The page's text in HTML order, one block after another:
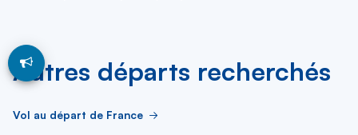
Autres départs recherchés
Vol au départ de France